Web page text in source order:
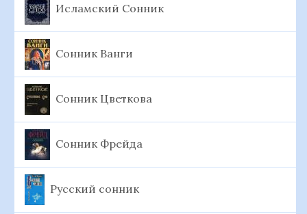
Исламский Сонник
Сонник Ванги
Сонник Цветкова
Сонник Фрейда
Русский сонник